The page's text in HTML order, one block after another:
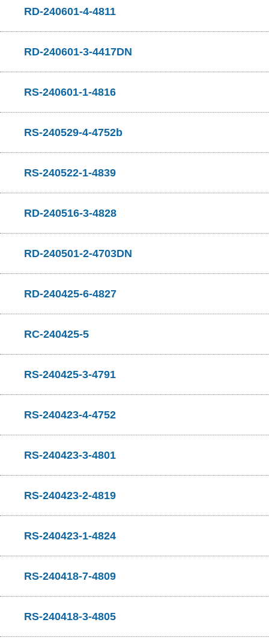
RD-240601-4-4811
RD-240601-3-4417DN
RS-240601-1-4816
RS-240529-4-4752b
RS-240522-1-4839
RD-240516-3-4828
RD-240501-2-4703DN
RD-240425-6-4827
RC-240425-5
RS-240425-3-4791
RS-240423-4-4752
RS-240423-3-4801
RS-240423-2-4819
RS-240423-1-4824
RS-240418-7-4809
RS-240418-3-4805